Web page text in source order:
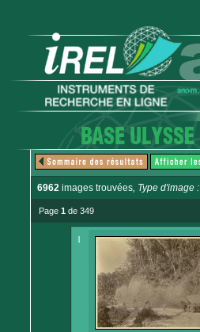
6962 images trouvées, Type d'image :
Page 1 de 349
1